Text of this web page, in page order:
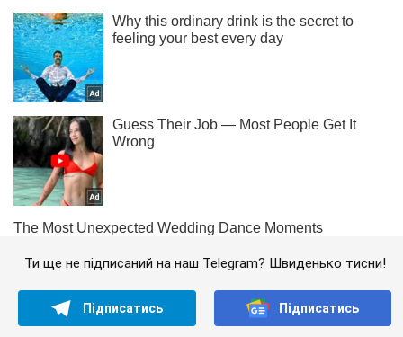
Ти ще не підписаний на наш Telegram? Швиденько тисни!
Підписатись Підписатись